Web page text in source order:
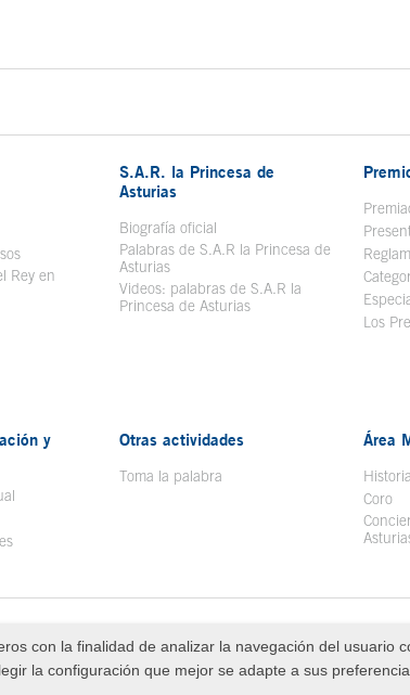
Se abre en ventana nueva
Rey en
nueva
S.A.R. la Princesa de
Asturias
Biografía oficial Se abre en ventana nueva
Palabras de S.A.R la Princesa de
Asturias
Videos: palabras de S.A.R la
Princesa de Asturias
Los
y
Otras actividades
Toma la palabra
Área
Historia
Coro
de Asturias
con la finalidad de analizar la navegación del usuario
la configuración que mejor se adapte a sus